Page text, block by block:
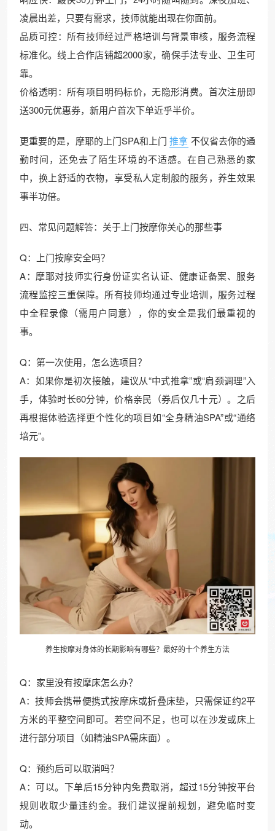
凌晨出差，只要有需求，技师就能出现在你面前。
品质可控：所有技师经过严格培训与背景审核，服务流程
标准化。线上合作店铺超2000家，确保手法专业、卫生可
靠。
价格透明：所有项目明码标价，无隐形消费。首次注册即
送300元优惠券，新用户首次下单近乎半价。
更重要的是，摩耶的上门SPA和上门 推拿 不仅省去你的通
勤时间，还免去了陌生环境的不适感。在自己熟悉的家
中，换上舒适的衣物，享受私人定制般的服务，养生效果
事半功倍。
四、常见问题解答：关于上门按摩你关心的那些事
Q：上门按摩安全吗？
A：摩耶对技师实行身份证实名认证、健康证备案、服务
流程监控三重保障。所有技师均通过专业培训，服务过程
中全程录像（需用户同意），你的安全是我们最重视的
事。
Q：第一次使用，怎么选项目？
A：如果你是初次接触，建议从“中式推拿”或“肩颈调理”入
手，体验时长60分钟，价格亲民（券后仅几十元）。之后
再根据体验选择更个性化的项目如“全身精油SPA”或“通络
培元”。
养生按摩对身体的长期影响有哪些？最好的十个养生方法
Q：家里没有按摩床怎么办？
A：技师会携带便携式按摩床或折叠床垫，只需保证约2平
方米的平整空间即可。若空间不足，也可以在沙发或床上
进行部分项目（如精油SPA需床面）。
Q：预约后可以取消吗？
A：可以。下单后15分钟内免费取消，超过15分钟按平台
规则收取少量违约金。我们建议提前规划，避免临时变
动。